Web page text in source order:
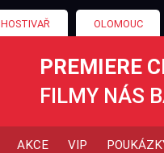
OLOMOUC
PREMIERE
FILMY NÁS
AKCE VIP